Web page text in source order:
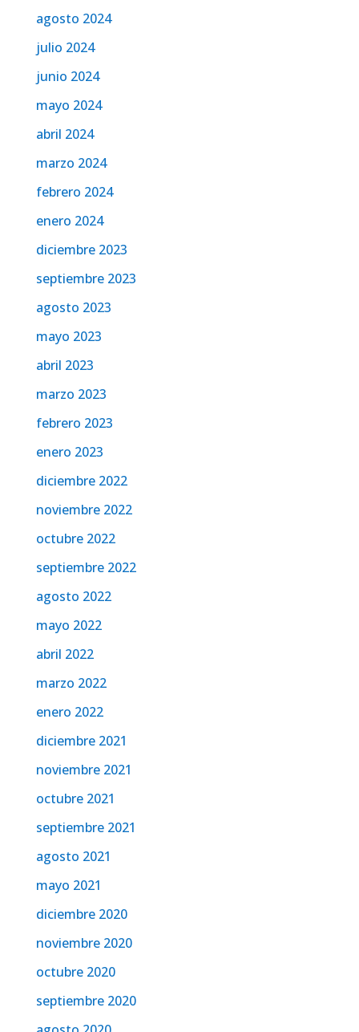
agosto 2024
julio 2024
junio 2024
mayo 2024
abril 2024
marzo 2024
febrero 2024
enero 2024
diciembre 2023
septiembre 2023
agosto 2023
mayo 2023
abril 2023
marzo 2023
febrero 2023
enero 2023
diciembre 2022
noviembre 2022
octubre 2022
septiembre 2022
agosto 2022
mayo 2022
abril 2022
marzo 2022
enero 2022
diciembre 2021
noviembre 2021
octubre 2021
septiembre 2021
agosto 2021
mayo 2021
diciembre 2020
noviembre 2020
octubre 2020
septiembre 2020